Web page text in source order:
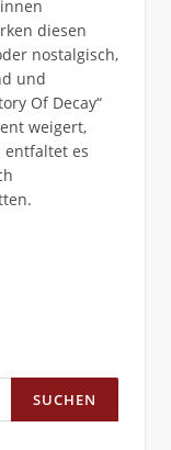
diesen
nostalgisch,
und
Of Decay“
weigert,
entfaltet es